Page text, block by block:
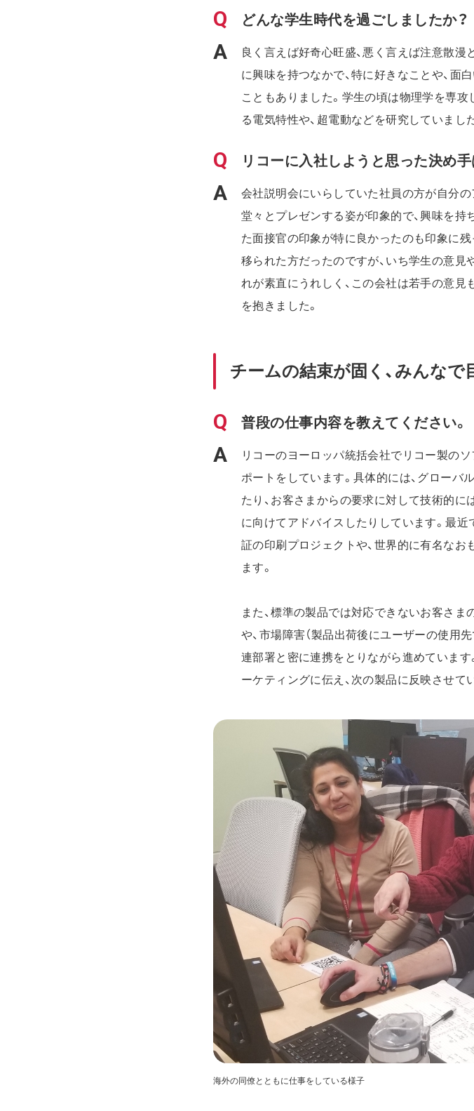
どんな学生時代を過ごしましたか？
良く言えば好奇心旺盛、悪く言えば注意散漫
に興味を持つなかで、特に好きなことや、面
こともありました。学生の頃は物理学を専
る電気特性や、超電動などを研究していました
リコーに入社しようと思った決め手
会社説明会にいらしていた社員の方が自分
堂々とプレゼンする姿が印象的で、興味を持
た面接官の印象が特に良かったのも印象に
移られた方だったのですが、いち学生の意
れが素直にうれしく、この会社は若手の意
を抱きました。
チームの結束が固く、みんな
普段の仕事内容を教えてください。
リコーのヨーロッパ統括会社でリコー製の
ポートをしています。具体的には、グロー
たり、お客さまからの要求に対して技術的に
に向けてアドバイスしたりしています。最
証の印刷プロジェクトや、世界的に有名な
ます。
また、標準の製品では対応できないお客さま
や、市場障害（製品出荷後にユーザーの使用
連部署と密に連携をとりながら進めていま
ーケティングに伝え、次の製品に反映させて
海外の同僚とともに仕事をしている様子